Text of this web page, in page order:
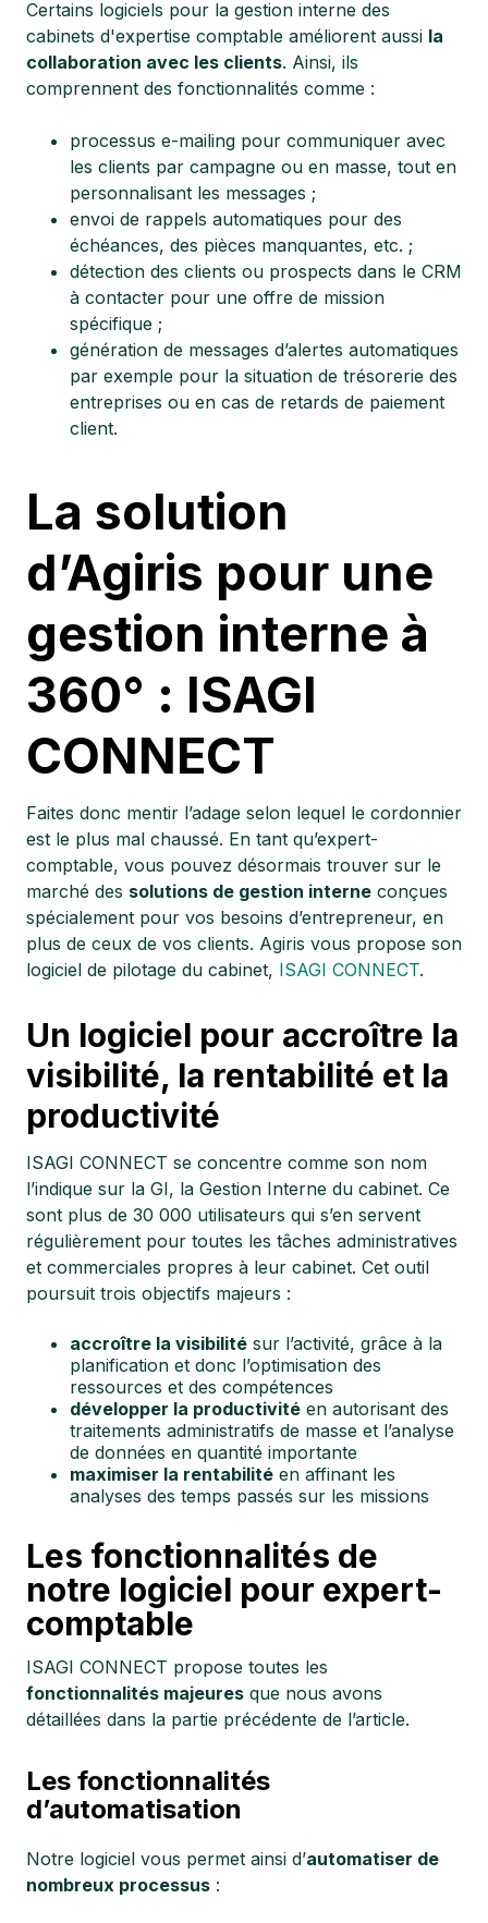
Certains logiciels pour la gestion interne des
cabinets d'expertise comptable améliorent aussi la
collaboration avec les clients. Ainsi, ils
comprennent des fonctionnalités comme :
processus e-mailing pour communiquer avec
les clients par campagne ou en masse, tout en
personnalisant les messages ;
envoi de rappels automatiques pour des
échéances, des pièces manquantes, etc. ;
détection des clients ou prospects dans le CRM
à contacter pour une offre de mission
spécifique ;
génération de messages d’alertes automatiques
par exemple pour la situation de trésorerie des
entreprises ou en cas de retards de paiement
client.
La solution
d’Agiris pour une
gestion interne à
360° : ISAGI
CONNECT
Faites donc mentir l’adage selon lequel le cordonnier
est le plus mal chaussé. En tant qu’expert-
comptable, vous pouvez désormais trouver sur le
marché des solutions de gestion interne conçues
spécialement pour vos besoins d’entrepreneur, en
plus de ceux de vos clients. Agiris vous propose son
logiciel de pilotage du cabinet, ISAGI CONNECT.
Un logiciel pour accroître la
visibilité, la rentabilité et la
productivité
ISAGI CONNECT se concentre comme son nom
l’indique sur la GI, la Gestion Interne du cabinet. Ce
sont plus de 30 000 utilisateurs qui s’en servent
régulièrement pour toutes les tâches administratives
et commerciales propres à leur cabinet. Cet outil
poursuit trois objectifs majeurs :
accroître la visibilité sur l’activité, grâce à la
planification et donc l’optimisation des
ressources et des compétences
développer la productivité en autorisant des
traitements administratifs de masse et l’analyse
de données en quantité importante
maximiser la rentabilité en affinant les
analyses des temps passés sur les missions
Les fonctionnalités de
notre logiciel pour expert-
comptable
ISAGI CONNECT propose toutes les
fonctionnalités majeures que nous avons
détaillées dans la partie précédente de l’article.
Les fonctionnalités
d’automatisation
Notre logiciel vous permet ainsi d’automatiser de
nombreux processus :